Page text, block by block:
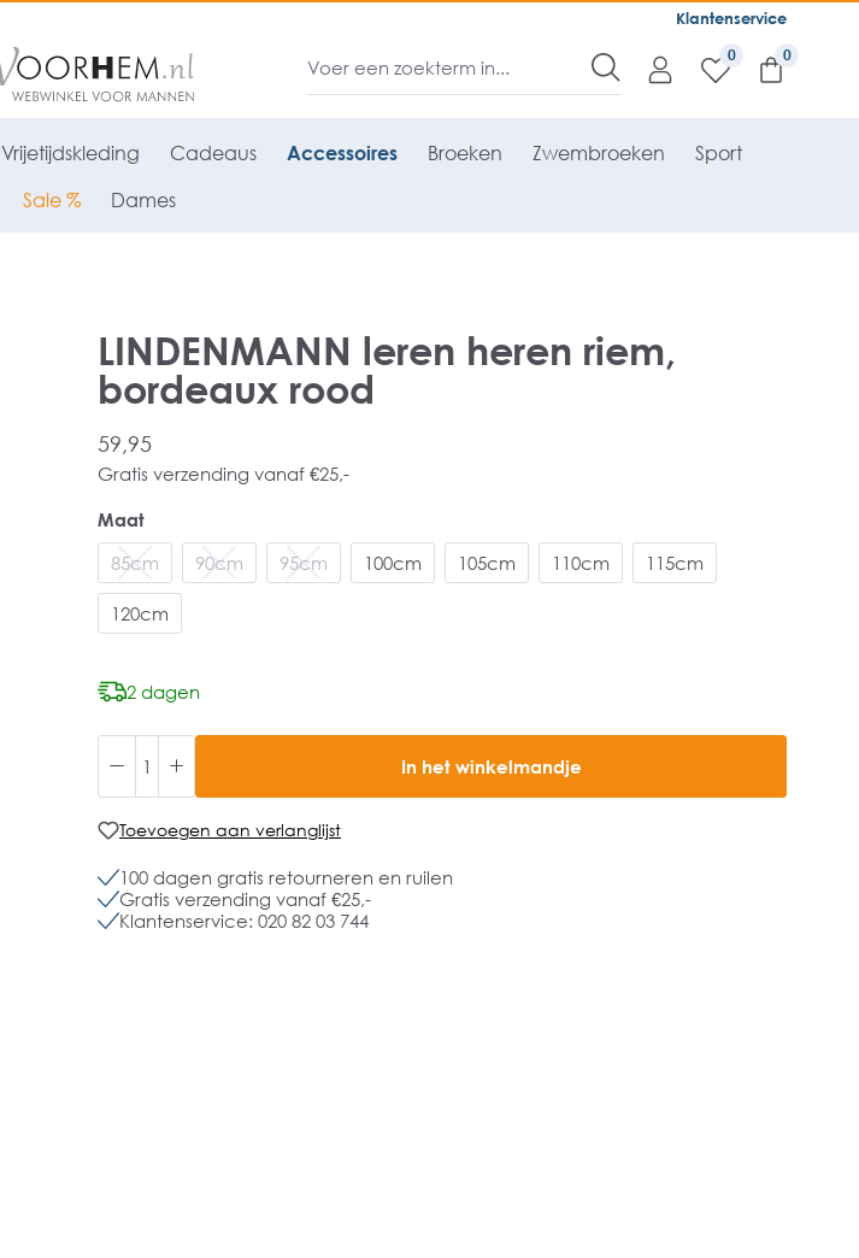
Klantenservice
0
Vrijetijdskleding Cadeaus Accessoires Broeken Zwembroeken Sport
Sale % Dames
LINDENMANN leren heren riem,
bordeaux rood
59,95
Gratis verzending vanaf €25,-
Maat
85cm
90cm 95cm 100cm 105cm 110cm 115cm
120cm
2 dagen
In het winkelmandje
Toevoegen aan verlanglijst
100 dagen gratis retourneren en ruilen
Gratis verzending vanaf €25,-
Klantenservice: 020 82 03 744